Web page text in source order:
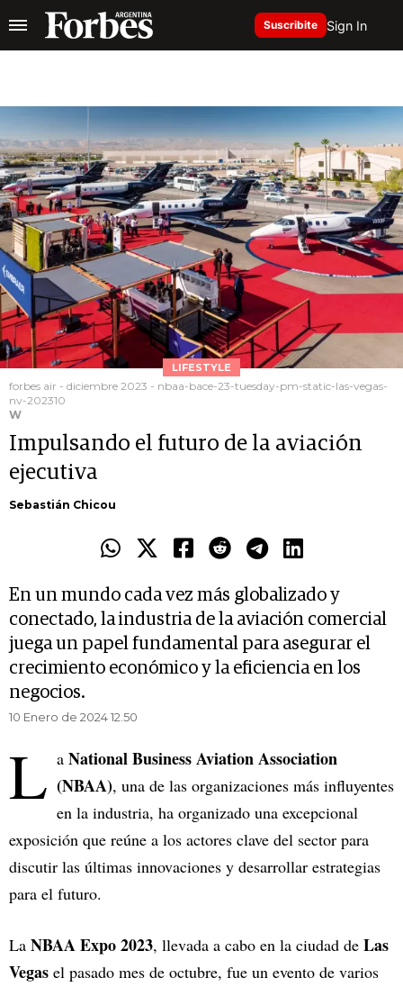
Suscribite Sign In
LIFESTYLE
forbes air - diciembre 2023 - nbaa-bace-23-tuesday-pm-static-las-vegas-
nv-202310
W
Impulsando el futuro de la aviación
ejecutiva
Sebastián Chicou
En un mundo cada vez más globalizado y
conectado, la industria de la aviación comercial
juega un papel fundamental para asegurar el
crecimiento económico y la eficiencia en los
negocios.
10 Enero de 2024 12.50
L a National Business Aviation Association
(NBAA), una de las organizaciones más influyentes
en la industria, ha organizado una excepcional
exposición que reúne a los actores clave del sector para
discutir las últimas innovaciones y desarrollar estrategias
para el futuro.
La NBAA Expo 2023, llevada a cabo en la ciudad de Las
Vegas el pasado mes de octubre, fue un evento de varios